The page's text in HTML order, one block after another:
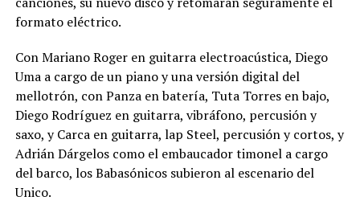
formato eléctrico.
Con Mariano Roger en guitarra electroacústica, Diego
Uma a cargo de un piano y una versión digital del
mellotrón, con Panza en batería, Tuta Torres en bajo,
Diego Rodríguez en guitarra, vibráfono, percusión y
saxo, y Carca en guitarra, lap Steel, percusión y cortos, y
Adrián Dárgelos como el embaucador timonel a cargo
del barco, los Babasónicos subieron al escenario del
Unico.